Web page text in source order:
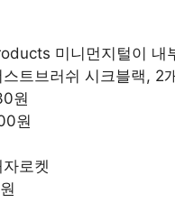
미니먼지털이 내
트브러쉬 시크블랙, 2
원
원
로켓